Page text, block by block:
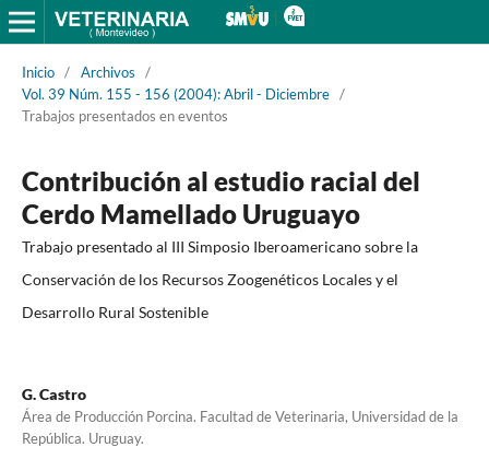
Inicio / Archivos
/
Vol. 39 Núm. 155 - 156 (2004): Abril - Diciembre /
Trabajos presentados en eventos
Contribución al estudio racial del
Cerdo Mamellado Uruguayo
Trabajo presentado al III Simposio Iberoamericano sobre la
Conservación de los Recursos Zoogenéticos Locales y el
Desarrollo Rural Sostenible
G. Castro
Área de Producción Porcina. Facultad de Veterinaria, Universidad de la
República. Uruguay.